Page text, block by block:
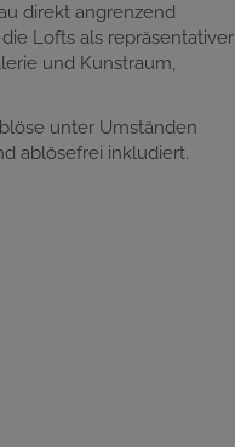
direkt angrenzend
Lofts als repräsentativer
und Kunstraum,
unter Umständen
ablösefrei inkludiert.